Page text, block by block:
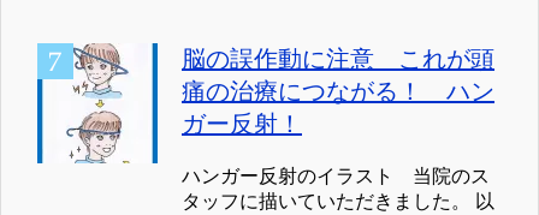
脳の誤作動に注意 これが頭
痛の治療につながる！ ハン
ガー反射！
ハンガー反射のイラスト 当院のス
タッフに描いていただきました。 以